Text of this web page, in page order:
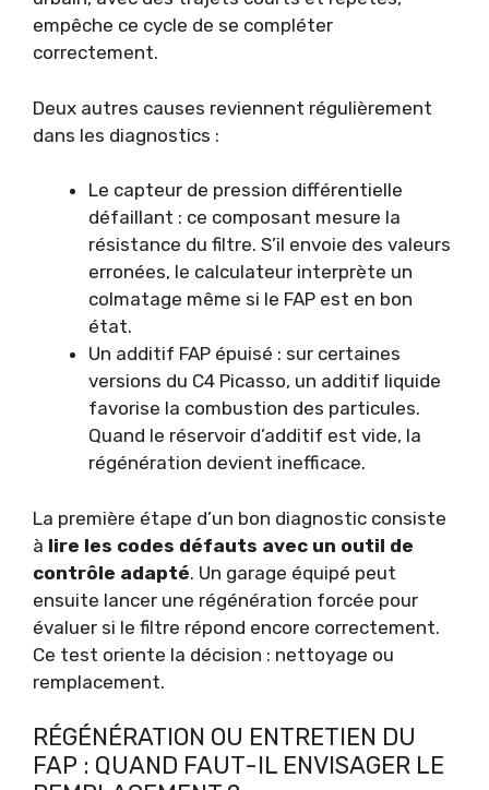
empêche ce cycle de se compléter
correctement.
Deux autres causes reviennent régulièrement
dans les diagnostics :
Le capteur de pression différentielle
défaillant : ce composant mesure la
résistance du filtre. S’il envoie des valeurs
erronées, le calculateur interprète un
colmatage même si le FAP est en bon
état.
Un additif FAP épuisé : sur certaines
versions du C4 Picasso, un additif liquide
favorise la combustion des particules.
Quand le réservoir d’additif est vide, la
régénération devient inefficace.
La première étape d’un bon diagnostic consiste
à lire les codes défauts avec un outil de
contrôle adapté. Un garage équipé peut
ensuite lancer une régénération forcée pour
évaluer si le filtre répond encore correctement.
Ce test oriente la décision : nettoyage ou
remplacement.
RÉGÉNÉRATION OU ENTRETIEN DU
FAP : QUAND FAUT-IL ENVISAGER LE